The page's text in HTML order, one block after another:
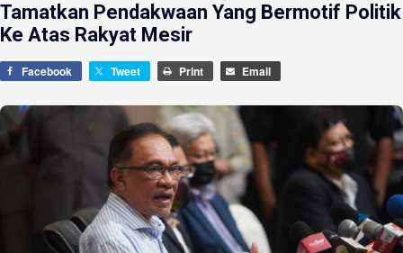
Tamatkan Pendakwaan Yang Bermotif Politik
Ke Atas Rakyat Mesir
Facebook Tweet Print Email